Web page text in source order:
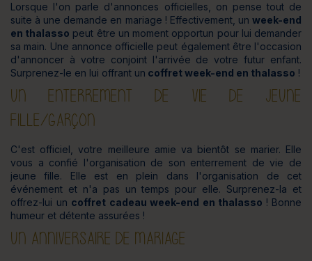
Lorsque l'on parle d'annonces officielles, on pense tout de
suite à une demande en mariage ! Effectivement, un week-end
en thalasso peut être un moment opportun pour lui demander
sa main. Une annonce officielle peut également être l'occasion
d'annoncer à votre conjoint l'arrivée de votre futur enfant.
Surprenez-le en lui offrant un coffret week-end en thalasso !
UN ENTERREMENT DE VIE DE JEUNE
FILLE/GARÇON
C'est officiel, votre meilleure amie va bientôt se marier. Elle
vous a confié l'organisation de son enterrement de vie de
jeune fille. Elle est en plein dans l'organisation de cet
événement et n'a pas un temps pour elle. Surprenez-la et
offrez-lui un coffret cadeau week-end en thalasso ! Bonne
humeur et détente assurées !
UN ANNIVERSAIRE DE MARIAGE